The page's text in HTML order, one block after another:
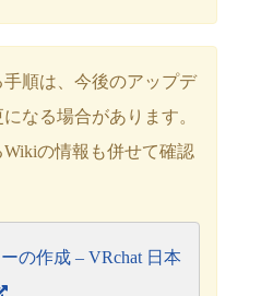
手順は、今後のアップデ
なる場合があります。
の情報も併せて確認
の作成 – VRchat 日本